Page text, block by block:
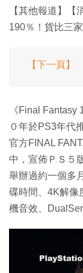
【其他報道】【
190％！貨比三
【下一頁】
《Final Fantasy
０年於PS3年代
官方FINAL
中，宣佈ＰＳ５
舉辦過約一個多
碟時間、4K解像
機音效、